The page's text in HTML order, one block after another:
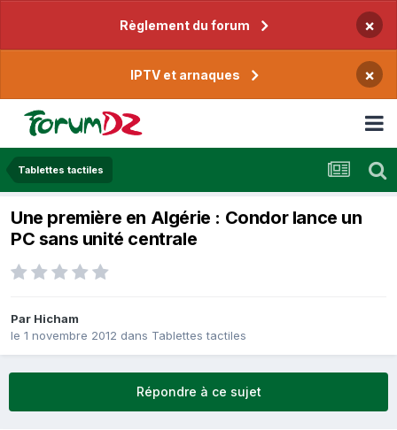
Règlement du forum ×
IPTV et arnaques ×
Tablettes tactiles
Une première en Algérie : Condor lance un
PC sans unité centrale
Par Hicham
le 1 novembre 2012 dans Tablettes tactiles
Répondre à ce sujet